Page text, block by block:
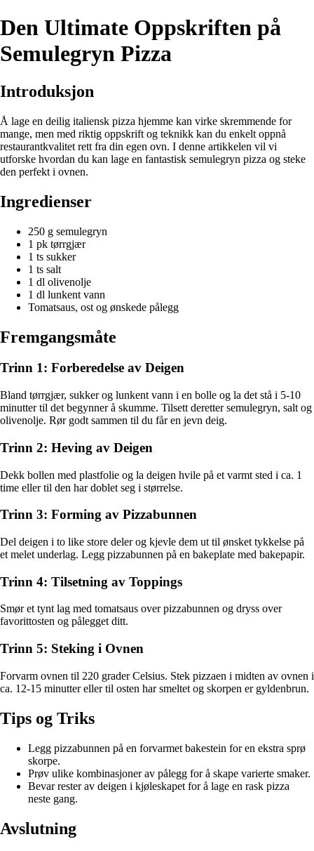
Den Ultimate Oppskriften på
Semulegryn Pizza
Introduksjon
Å lage en deilig italiensk pizza hjemme kan virke skremmende for
mange, men med riktig oppskrift og teknikk kan du enkelt oppnå
restaurantkvalitet rett fra din egen ovn. I denne artikkelen vil vi
utforske hvordan du kan lage en fantastisk semulegryn pizza og steke
den perfekt i ovnen.
Ingredienser
250 g semulegryn
1 pk tørrgjær
1 ts sukker
1 ts salt
1 dl olivenolje
1 dl lunkent vann
Tomatsaus, ost og ønskede pålegg
Fremgangsmåte
Trinn 1: Forberedelse av Deigen
Bland tørrgjær, sukker og lunkent vann i en bolle og la det stå i 5-10
minutter til det begynner å skumme. Tilsett deretter semulegryn, salt og
olivenolje. Rør godt sammen til du får en jevn deig.
Trinn 2: Heving av Deigen
Dekk bollen med plastfolie og la deigen hvile på et varmt sted i ca. 1
time eller til den har doblet seg i størrelse.
Trinn 3: Forming av Pizzabunnen
Del deigen i to like store deler og kjevle dem ut til ønsket tykkelse på
et melet underlag. Legg pizzabunnen på en bakeplate med bakepapir.
Trinn 4: Tilsetning av Toppings
Smør et tynt lag med tomatsaus over pizzabunnen og dryss over
favorittosten og pålegget ditt.
Trinn 5: Steking i Ovnen
Forvarm ovnen til 220 grader Celsius. Stek pizzaen i midten av ovnen i
ca. 12-15 minutter eller til osten har smeltet og skorpen er gyldenbrun.
Tips og Triks
Legg pizzabunnen på en forvarmet bakestein for en ekstra sprø
skorpe.
Prøv ulike kombinasjoner av pålegg for å skape varierte smaker.
Bevar rester av deigen i kjøleskapet for å lage en rask pizza
neste gang.
Avslutning